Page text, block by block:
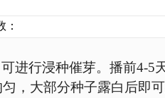
进行浸种催芽。播前4-5
，大部分种子露白后即可